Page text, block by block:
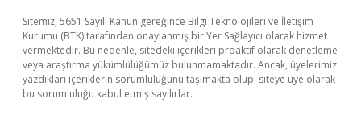
Sitemiz, 5651 Sayılı Kanun gereğince Bilgi Teknolojileri ve İletişim
Kurumu (BTK) tarafından onaylanmış bir Yer Sağlayıcı olarak hizmet
vermektedir. Bu nedenle, sitedeki içerikleri proaktif olarak denetleme
veya araştırma yükümlülüğümüz bulunmamaktadır. Ancak, üyelerimiz
yazdıkları içeriklerin sorumluluğunu taşımakta olup, siteye üye olarak
bu sorumluluğu kabul etmiş sayılırlar.